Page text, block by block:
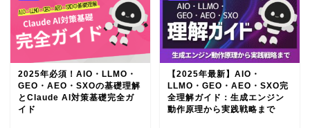
2025年必須！AIO・LLMO・
GEO・AEO・SXOの基礎理解
とClaude AI対策基礎完全ガ
イド
【2025年最新】AIO・
LLMO・GEO・AEO・SXO完
全理解ガイド：生成エンジン
動作原理から実践戦略まで